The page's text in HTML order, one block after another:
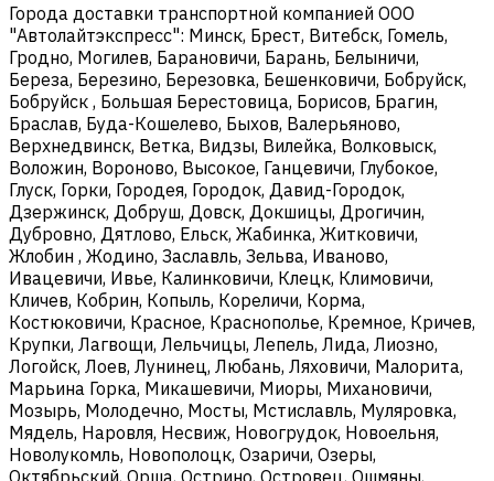
Города доставки транспортной компанией ООО
"Автолайтэкспресс": Минск, Брест, Витебск, Гомель,
Гродно, Могилев, Барановичи, Барань, Белыничи,
Береза, Березино, Березовка, Бешенковичи, Бобруйск,
Бобруйск , Большая Берестовица, Борисов, Брагин,
Браслав, Буда-Кошелево, Быхов, Валерьяново,
Верхнедвинск, Ветка, Видзы, Вилейка, Волковыск,
Воложин, Вороново, Высокое, Ганцевичи, Глубокое,
Глуск, Горки, Городея, Городок, Давид-Городок,
Дзержинск, Добруш, Довск, Докшицы, Дрогичин,
Дубровно, Дятлово, Ельск, Жабинка, Житковичи,
Жлобин , Жодино, Заславль, Зельва, Иваново,
Ивацевичи, Ивье, Калинковичи, Клецк, Климовичи,
Кличев, Кобрин, Копыль, Кореличи, Корма,
Костюковичи, Красное, Краснополье, Кремное, Кричев,
Крупки, Лагвощи, Лельчицы, Лепель, Лида, Лиозно,
Логойск, Лоев, Лунинец, Любань, Ляховичи, Малорита,
Марьина Горка, Микашевичи, Миоры, Михановичи,
Мозырь, Молодечно, Мосты, Мстиславль, Муляровка,
Мядель, Наровля, Несвиж, Новогрудок, Новоельня,
Новолукомль, Новополоцк, Озаричи, Озеры,
Октябрьский, Орша, Острино, Островец, Ошмяны,